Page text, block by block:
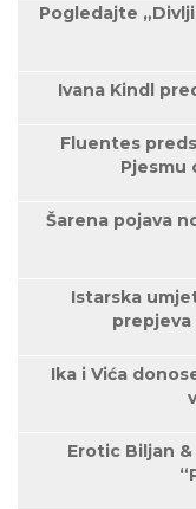
Pogledajte
Ivana Kindl
Fluentes
Pjesmu
Šarena pojava
Istarska
prepjeva
Ika i Vića
Erotic Biljan